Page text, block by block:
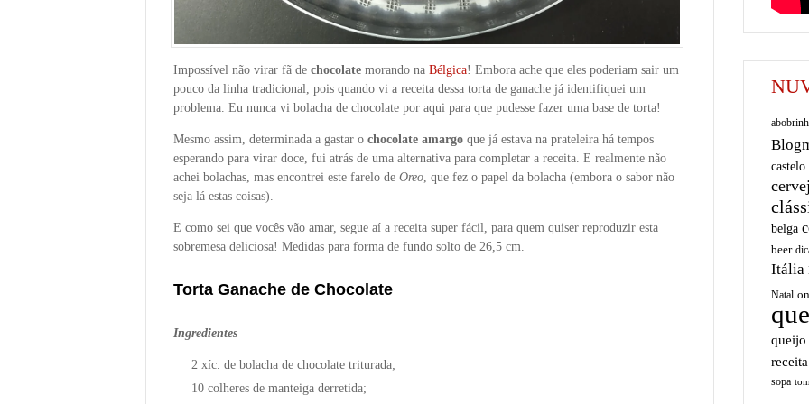
Impossível não virar fã de chocolate morando na Bélgica! Embora ache que eles poderiam sair um
pouco da linha tradicional, pois quando vi a receita dessa torta de ganache já identifiquei um
problema. Eu nunca vi bolacha de chocolate por aqui para que pudesse fazer uma base de torta!
Mesmo assim, determinada a gastar o chocolate amargo que já estava na prateleira há tempos
esperando para virar doce, fui atrás de uma alternativa para completar a receita. E realmente não
achei bolachas, mas encontrei este farelo de Oreo , que fez o papel da bolacha (embora o sabor não
seja lá estas coisas).
E como sei que vocês vão amar, segue aí a receita super fácil, para quem quiser reproduzir esta
sobremesa deliciosa! Medidas para forma de fundo solto de 26,5 cm.
Torta Ganache de Chocolate
Ingredientes
2 xíc. de bolacha de chocolate triturada;
10 colheres de manteiga derretida;
castelo
belga
beer
Itália
Natal
queijo
sopa